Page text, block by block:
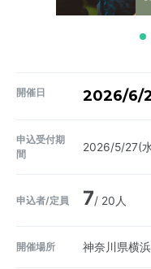
開催日 2026/6/
申込受付期
間
2026/5/27(
申込者/定員 7/ 20人
開催場所 神奈川県横